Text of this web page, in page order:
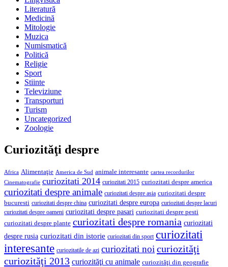
Literatură
Medicină
Mitologie
Muzica
Numismatică
Politică
Religie
Sport
Stiinte
Televiziune
Transporturi
Turism
Uncategorized
Zoologie
Curiozităţi despre
Africa Alimentaţie America de Sud animale interesante cartea recordurilor
Cinematografie curiozitati 2014 curiozitati 2015 curiozitati despre america
curiozitati despre animale curiozitati despre asia curiozitati despre
bucuresti curiozitati despre china curiozitati despre europa curiozitati despre lacuri
curiozitati despre oameni curiozitati despre pasari curiozitati despre pesti
curiozitati despre plante curiozitati despre romania curiozitati
despre rusia curiozitati din istorie curiozitati din sport curiozitati
interesante curiozitatile de azi curiozitati noi curiozităţi
curiozităţi 2013 curiozităţi cu animale curiozităţi din geografie